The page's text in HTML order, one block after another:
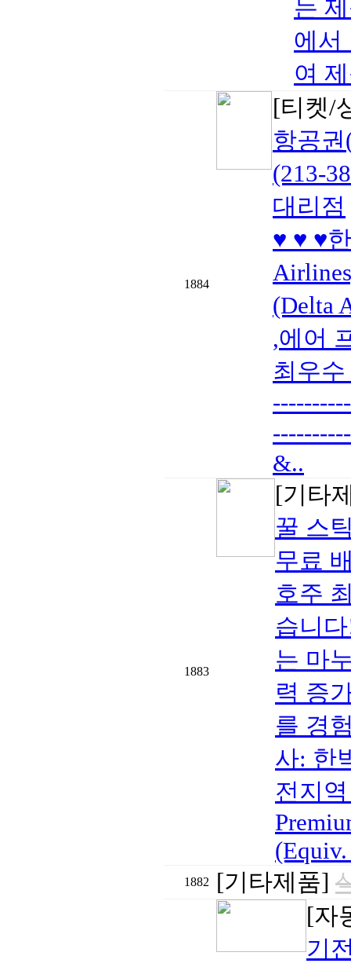
는
에서
여
1884
[티켓/
항공
(213-
대리점
♥ ♥ ♥
(Delta
,에어
최우
&..
1883
[기타
꿀 스
무료
호주
습니
는 마
력 증
를 경
사: 한
전지
1882 [기타제품]
[자
기